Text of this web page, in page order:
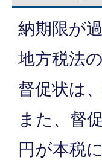
納期限が
地方税法
督促状は
また、督
円が本税